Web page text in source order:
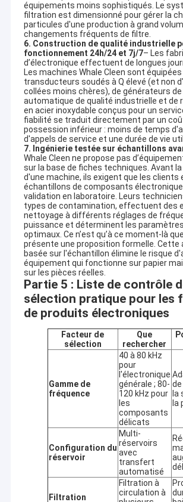
équipements moins sophistiqués. Le
filtration est dimensionné pour gérer la
particules d'une production à grand
changements fréquents de filtre.
6. Construction de qualité industrielle
fonctionnement 24h/24 et 7j/7– Les
d’électronique effectuent de longues
Les machines Whale Cleen sont équipées
transducteurs soudés à Q élevé (et non
collées moins chères), de générateurs de
automatique de qualité industrielle et de
en acier inoxydable conçus pour un
fiabilité se traduit directement par un
possession inférieur : moins de temps
d'appels de service et une durée de vie
7. Ingénierie testée sur échantillons
Whale Cleen ne propose pas
sur la base de fiches techniques. Avant
d'une machine, ils exigent que les clients
échantillons de composants
validation en laboratoire. Leurs
types de contamination, effectuent des
nettoyage à différents réglages de
puissance et déterminent les
optimaux. Ce n’est qu’à ce moment-là
présente une proposition formelle. Cette
basée sur l'échantillon élimine le risque
équipement qui fonctionne sur papier
sur les pièces réelles.
Partie 5 : Liste de contrôle
sélection pratique pour les
de produits électroniques
Facteur de
sélection
Que
rechercher
Gamme de
fréquence
40 à 80 kHz
pour
l'électronique
générale ; 80-
120 kHz pour
les
composants
délicats
la
la
Configuration du
réservoir
Multi-
réservoirs
avec
transfert
automatisé
Filtration
Filtration à
circulation à